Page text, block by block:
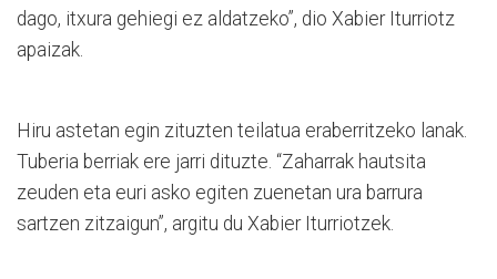
dago, itxura gehiegi ez aldatzeko”, dio Xabier Iturriotz
apaizak.
Hiru astetan egin zituzten teilatua eraberritzeko lanak.
Tuberia berriak ere jarri dituzte. “Zaharrak hautsita
zeuden eta euri asko egiten zuenetan ura barrura
sartzen zitzaigun”, argitu du Xabier Iturriotzek.